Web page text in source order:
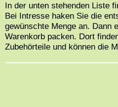
In der unten stehenden Liste
Bei Intresse haken Sie die
gewünschte Menge an. Dann
Warenkorb packen. Dort
Zubehörteile und können die